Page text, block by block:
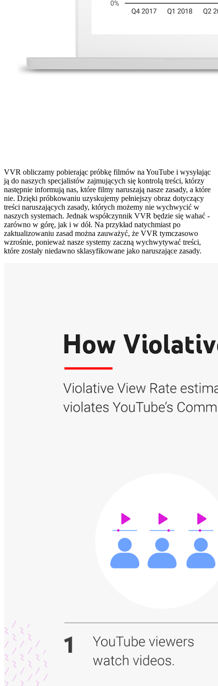
VVR obliczamy pobierając próbkę filmów na YouTube i wysyłając
ją do naszych specjalistów zajmujących się kontrolą treści, którzy
następnie informują nas, które filmy naruszają nasze zasady, a które
nie. Dzięki próbkowaniu uzyskujemy pełniejszy obraz dotyczący
treści naruszających zasady, których możemy nie wychwycić w
naszych systemach. Jednak współczynnik VVR będzie się wahać -
zarówno w górę, jak i w dół. Na przykład natychmiast po
zaktualizowaniu zasad można zauważyć, że VVR tymczasowo
wzrośnie, ponieważ nasze systemy zaczną wychwytywać treści,
które zostały niedawno sklasyfikowane jako naruszające zasady.